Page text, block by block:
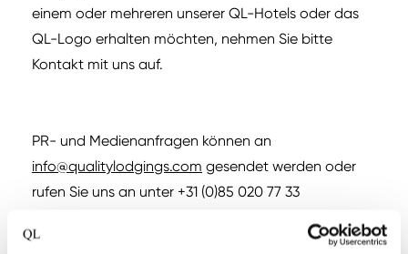
einem oder mehreren unserer QL-Hotels oder das
QL-Logo erhalten möchten, nehmen Sie bitte
Kontakt mit uns auf.
PR- und Medienanfragen können an
info@qualitylodgings.com gesendet werden oder
rufen Sie uns an unter +31 (0)85 020 77 33